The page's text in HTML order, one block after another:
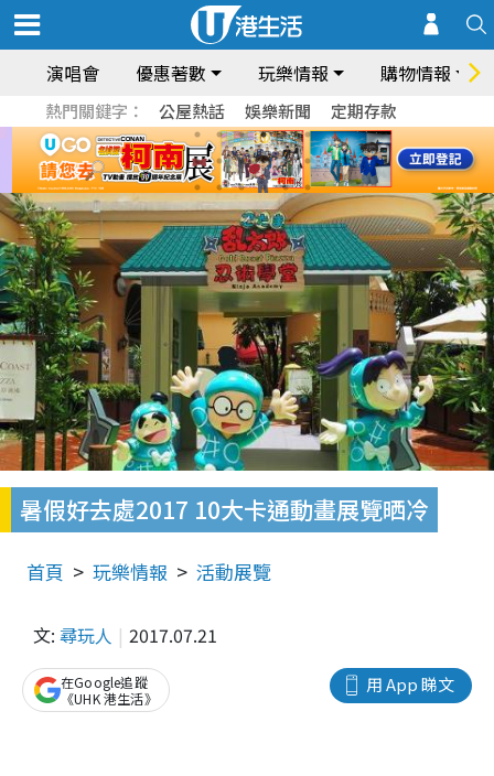
演唱會 優惠著數 玩樂情報 購物情報
熱門關鍵字： 公屋熱話 娛樂新聞 定期存款
暑假好去處2017 10大卡通動畫展覽晒冷
首頁 玩樂情報 活動展覽
文: 尋玩人 2017.07.21
用 App 睇文
在Google追蹤
《UHK 港生活》